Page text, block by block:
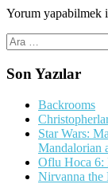
Yorum yapabilmek
Arama:
Son Yazılar
Backrooms
Star Wars:
Mandalorian
Oflu Hoca 6:
Nirvanna the